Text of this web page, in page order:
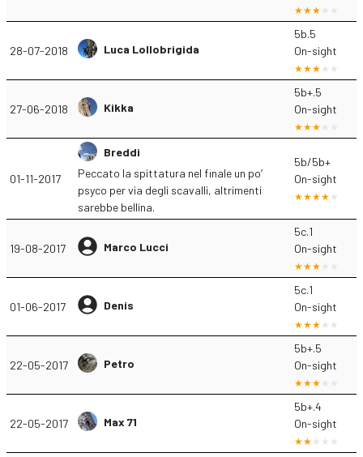
28-07-2018 Luca Lollobrigida
5b.5
On-sight
27-06-2018 Kikka
5b+.5
On-sight
01-11-2017
Breddi
Peccato la spittatura nel finale un po’
psyco per via degli scavalli, altrimenti
sarebbe bellina.
5b/5b+
On-sight
19-08-2017 Marco Lucci
5c.1
On-sight
01-06-2017 Denis
5c.1
On-sight
22-05-2017 Petro
5b+.5
On-sight
22-05-2017 Max 71
5b+.4
On-sight